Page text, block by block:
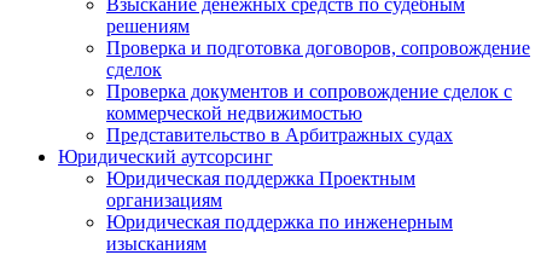
Взыскание денежных средств по судебным
решениям
Проверка и подготовка договоров, сопровождение
сделок
Проверка документов и сопровождение сделок с
коммерческой недвижимостью
Представительство в Арбитражных судах
Юридический аутсорсинг
Юридическая поддержка Проектным
организациям
Юридическая поддержка по инженерным
изысканиям